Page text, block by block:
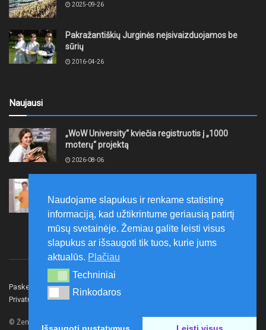
2025-09-26
Pakražantiškių Jurginės neįsivaizduojamos be
sūrių
2016-04-26
Naujausi
„WoW University“ kviečia registruotis į „1000
moterų“ projektą
2026-08-06
neformaliojo mokinių sportinio ugdymo programas
2026-08-06
Paskelbk naujieną Rašyti redakcijai
Privatumo politika
© Žemaitijos gidas.
Naudojame slapukus ir renkame statistinę
informaciją, kad užtikrintume geriausią patirtį
mūsų svetainėje. Žemiau galite leisti visus
slapukus ar išsaugoti tik tuos, kurie jums
aktualūs. Plačiau
Techniniai
Techniniai
Rinkodaros
Rinkodaros